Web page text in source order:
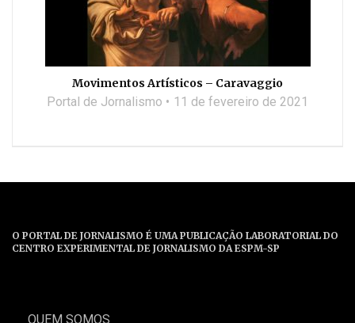
Movimentos Artísticos – Caravaggio
Portal de Jornalismo 11 de fevereiro de 2021
O PORTAL DE JORNALISMO É UMA PUBLICAÇÃO LABORATORIAL DO
CENTRO EXPERIMENTAL DE JORNALISMO DA ESPM-SP
QUEM SOMOS